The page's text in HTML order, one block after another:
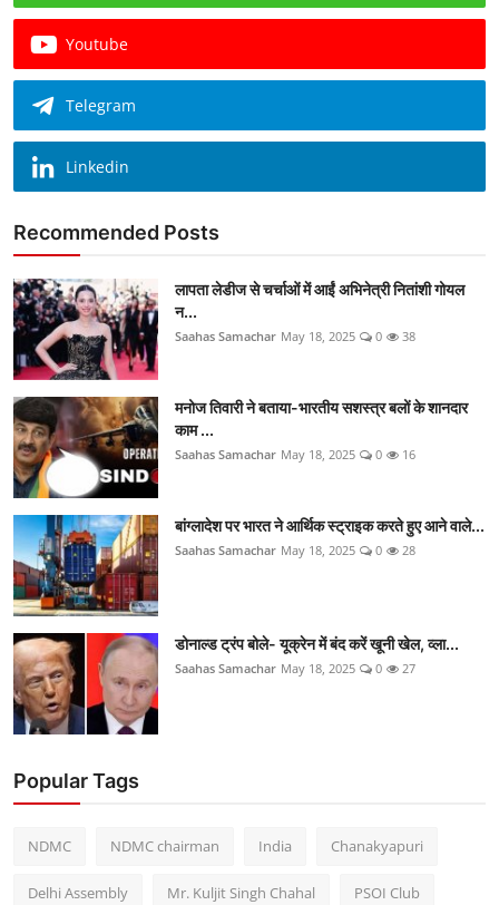
Youtube
Telegram
Linkedin
Recommended Posts
लापता लेडीज से चर्चाओं में आईं अभिनेत्री नितांशी गोयल
न...
Saahas Samachar May 18, 2025 0 38
मनोज तिवारी ने बताया-भारतीय सशस्त्र बलों के शानदार
काम ...
Saahas Samachar May 18, 2025 0 16
बांग्लादेश पर भारत ने आर्थिक स्ट्राइक करते हुए आने वाले...
Saahas Samachar May 18, 2025 0 28
डोनाल्ड ट्रंप बोले- यूक्रेन में बंद करें खूनी खेल, व्ला...
Saahas Samachar May 18, 2025 0 27
Popular Tags
NDMC NDMC chairman India Chanakyapuri
Delhi Assembly Mr. Kuljit Singh Chahal PSOI Club